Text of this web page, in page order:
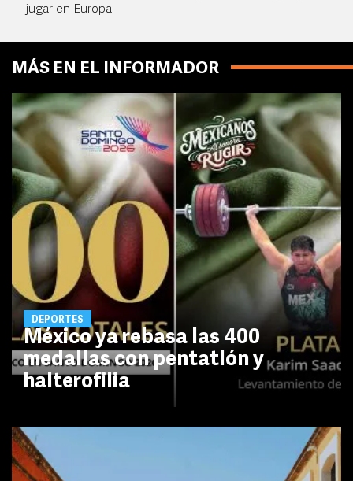
jugar en Europa
MÁS EN EL INFORMADOR
DEPORTES
México ya rebasa las 400
medallas con pentatlón y
halterofilia